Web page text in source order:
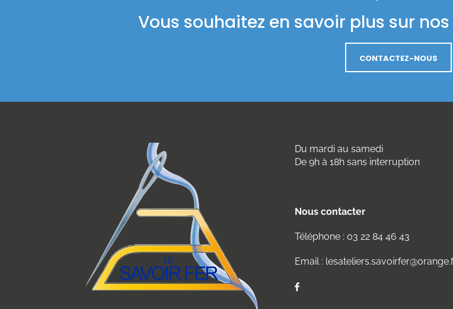
Vous souhaitez en savoir plus sur
CONTACTEZ-NOUS
Du mardi au samedi
De 9h à 18h sans interruption
Nous contacter
Téléphone : 03 22 84 46 43
Email :